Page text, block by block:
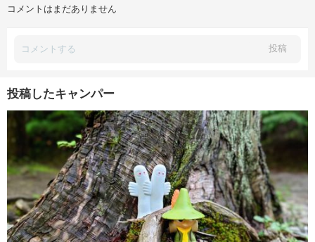
コメントはまだありません
投稿
投稿したキャンパー